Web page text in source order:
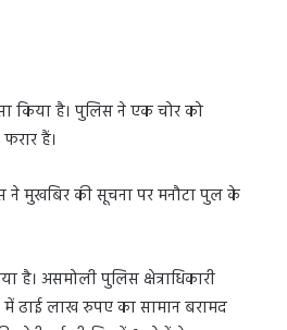
किया है। पुलिस ने एक चोर को
हैं।
ने मुखबिर की सूचना पर मनौटा पुल के
असमोली पुलिस क्षेत्राधिकारी
में ढाई लाख रुपए का सामान बरामद